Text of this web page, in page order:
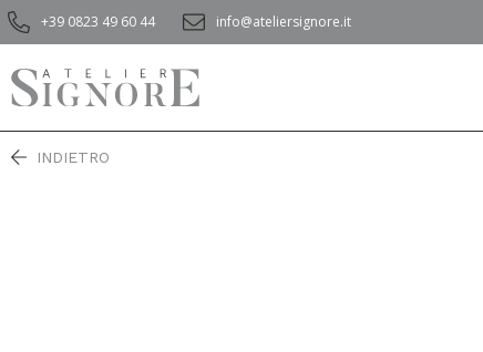
+39 0823 49 60 44 info@ateliersignore.it
INDIETRO